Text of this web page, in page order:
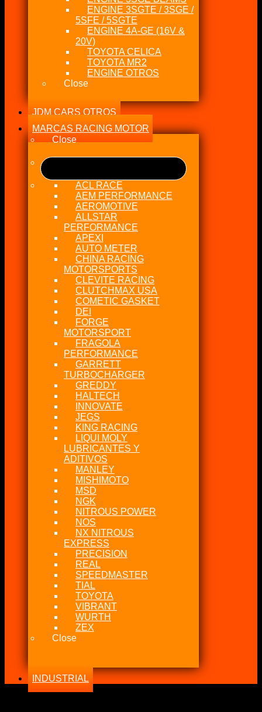
ENGINE 3SGTE / 3SGE /
5SFE / 5SGTE
ENGINE 4A-GE (16V &
20V)
TOYOTA CELICA
TOYOTA MR2
ENGINE OTROS
Close
JDM CARS OTROS
MARCAS RACING MOTOR
Close
ACL RACE
AEM PERFORMANCE
AEROMOTIVE
ALLSTAR
PERFORMANCE
APEXI
AUTO METER
CHINA RACING
MOTORSPORTS
CLEVITE RACING
CLUTCHMAX USA
COMETIC GASKET
DEI
FORGE
MOTORSPORT
FRAGOLA
PERFORMANCE
GARRETT
TURBOCHARGER
GREDDY
HALTECH
INNOVATE
JEGS
KING RACING
LIQUI MOLY
LUBRICANTES Y
ADITIVOS
MANLEY
MISHIMOTO
MSD
NGK
NITROUS POWER
NOS
NX NITROUS
EXPRESS
PRECISION
REAL
SPEEDMASTER
TIAL
TOYOTA
VIBRANT
WURTH
ZEX
Close
INDUSTRIAL